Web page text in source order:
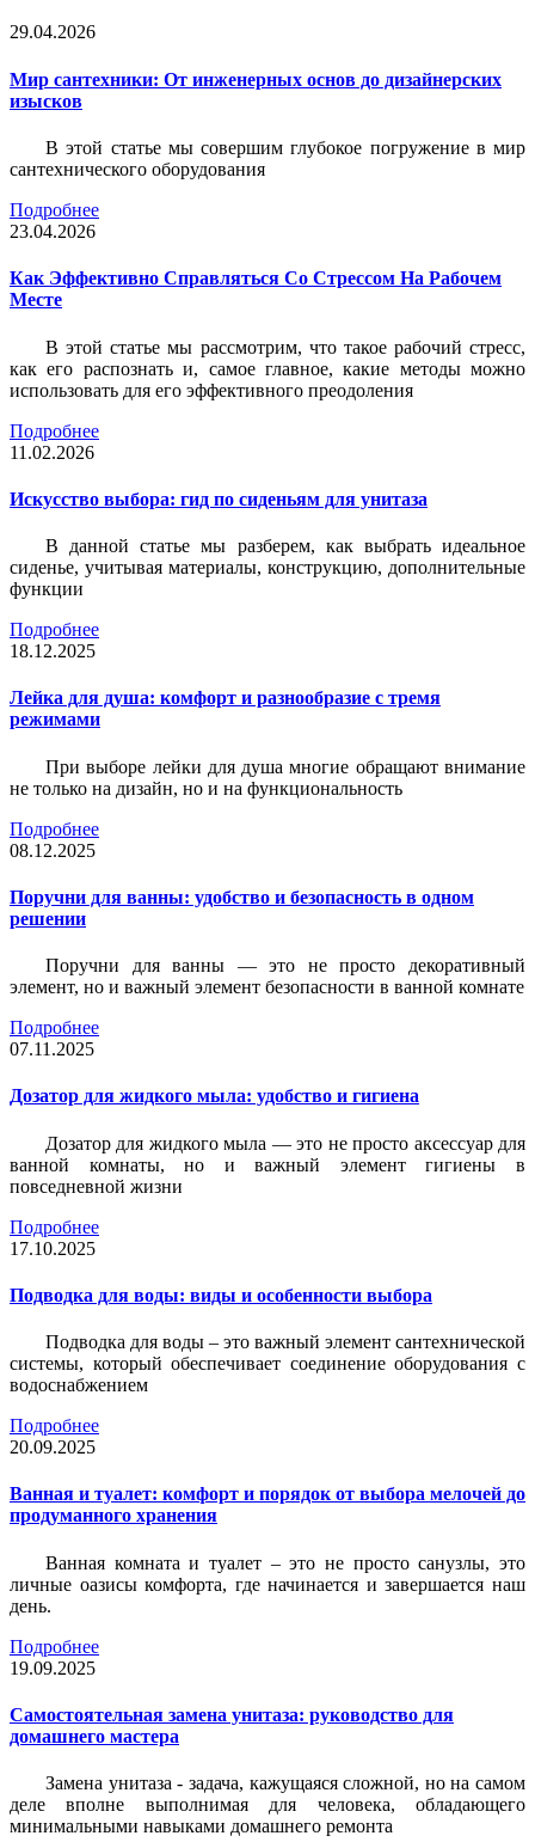
29.04.2026
Мир сантехники: От инженерных основ до дизайнерских
изысков
В этой статье мы совершим глубокое погружение в мир
сантехнического оборудования
Подробнее
23.04.2026
Как Эффективно Справляться Со Стрессом На Рабочем
Месте
В этой статье мы рассмотрим, что такое рабочий стресс,
как его распознать и, самое главное, какие методы можно
использовать для его эффективного преодоления
Подробнее
11.02.2026
Искусство выбора: гид по сиденьям для унитаза
В данной статье мы разберем, как выбрать идеальное
сиденье, учитывая материалы, конструкцию, дополнительные
функции
Подробнее
18.12.2025
Лейка для душа: комфорт и разнообразие с тремя
режимами
При выборе лейки для душа многие обращают внимание
не только на дизайн, но и на функциональность
Подробнее
08.12.2025
Поручни для ванны: удобство и безопасность в одном
решении
Поручни для ванны — это не просто декоративный
элемент, но и важный элемент безопасности в ванной комнате
Подробнее
07.11.2025
Дозатор для жидкого мыла: удобство и гигиена
Дозатор для жидкого мыла — это не просто аксессуар для
ванной комнаты, но и важный элемент гигиены в
повседневной жизни
Подробнее
17.10.2025
Подводка для воды: виды и особенности выбора
Подводка для воды – это важный элемент сантехнической
системы, который обеспечивает соединение оборудования с
водоснабжением
Подробнее
20.09.2025
Ванная и туалет: комфорт и порядок от выбора мелочей до
продуманного хранения
Ванная комната и туалет – это не просто санузлы, это
личные оазисы комфорта, где начинается и завершается наш
день.
Подробнее
19.09.2025
Самостоятельная замена унитаза: руководство для
домашнего мастера
Замена унитаза - задача, кажущаяся сложной, но на самом
деле вполне выполнимая для человека, обладающего
минимальными навыками домашнего ремонта